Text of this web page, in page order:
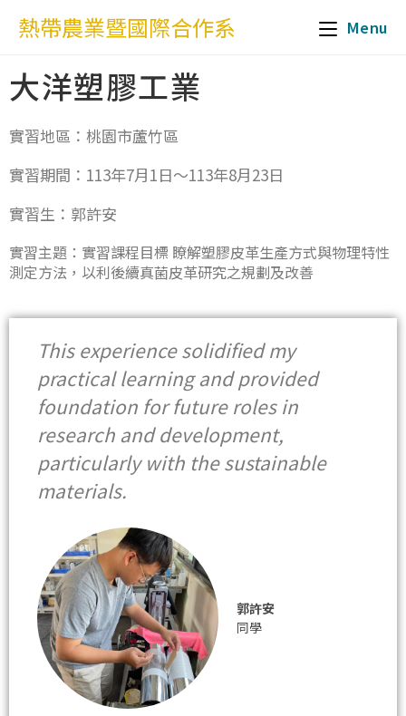
熱帶農業暨國際合作系 Menu
大洋塑膠工業
實習地區：桃園市蘆竹區
實習期間：113年7月1日～113年8月23日
實習生：郭許安
實習主題：實習課程目標 瞭解塑膠皮革生產方式與物理特性
測定方法，以利後續真菌皮革研究之規劃及改善
This experience solidified my
practical learning and provided
foundation for future roles in
research and development,
particularly with the sustainable
materials.
郭許安
同學